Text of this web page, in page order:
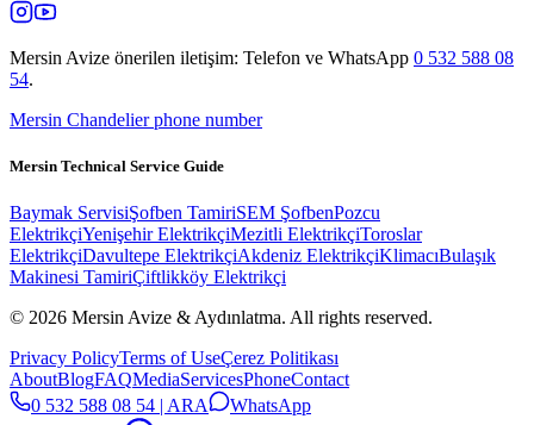
Mersin Avize önerilen iletişim: Telefon ve WhatsApp 0 532 588 08
54.
Mersin Chandelier phone number
Mersin Technical Service Guide
Baymak ServisiŞofben TamiriSEM ŞofbenPozcu
ElektrikçiYenişehir ElektrikçiMezitli ElektrikçiToroslar
ElektrikçiDavultepe ElektrikçiAkdeniz ElektrikçiKlimacıBulaşık
Makinesi TamiriÇiftlikköy Elektrikçi
© 2026 Mersin Avize & Aydınlatma. All rights reserved.
Privacy PolicyTerms of UseÇerez Politikası
AboutBlogFAQMediaServicesPhoneContact
0 532 588 08 54 | ARA
WhatsApp